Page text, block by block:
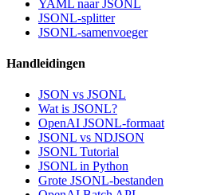
YAML naar JSONL
JSONL-splitter
JSONL-samenvoeger
Handleidingen
JSON vs JSONL
Wat is JSONL?
OpenAI JSONL-formaat
JSONL vs NDJSON
JSONL Tutorial
JSONL in Python
Grote JSONL-bestanden